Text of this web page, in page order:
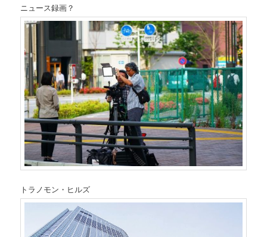
ニュース録画？
トラノモン・ヒルズ